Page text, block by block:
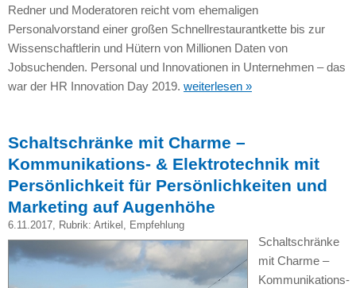
Redner und Moderatoren reicht vom ehemaligen
Personalvorstand einer großen Schnellrestaurantkette bis zur
Wissenschaftlerin und Hütern von Millionen Daten von
Jobsuchenden. Personal und Innovationen in Unternehmen – das
war der HR Innovation Day 2019. weiterlesen »
Schaltschränke mit Charme –
Kommunikations- & Elektrotechnik mit
Persönlichkeit für Persönlichkeiten und
Marketing auf Augenhöhe
6.11.2017, Rubrik: Artikel , Empfehlung
Schaltschränke
mit Charme –
Kommunikations-